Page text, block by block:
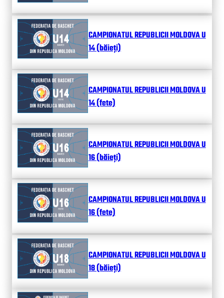
CAMPIONATUL REPUBLICII MOLDOVA U
14 (băieți)
CAMPIONATUL REPUBLICII MOLDOVA U
14 (fete)
CAMPIONATUL REPUBLICII MOLDOVA U
16 (băieți)
CAMPIONATUL REPUBLICII MOLDOVA U
16 (fete)
CAMPIONATUL REPUBLICII MOLDOVA U
18 (băieți)